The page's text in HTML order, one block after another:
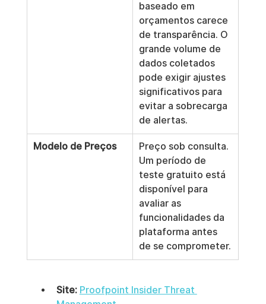
baseado em
orçamentos carece
de transparência. O
grande volume de
dados coletados
pode exigir ajustes
significativos para
evitar a sobrecarga
de alertas.
Modelo de Preços
Preço sob consulta.
Um período de
teste gratuito está
disponível para
avaliar as
funcionalidades da
plataforma antes
de se comprometer.
Site: Proofpoint Insider Threat